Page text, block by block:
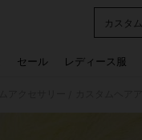
カスタム
セール レディース服